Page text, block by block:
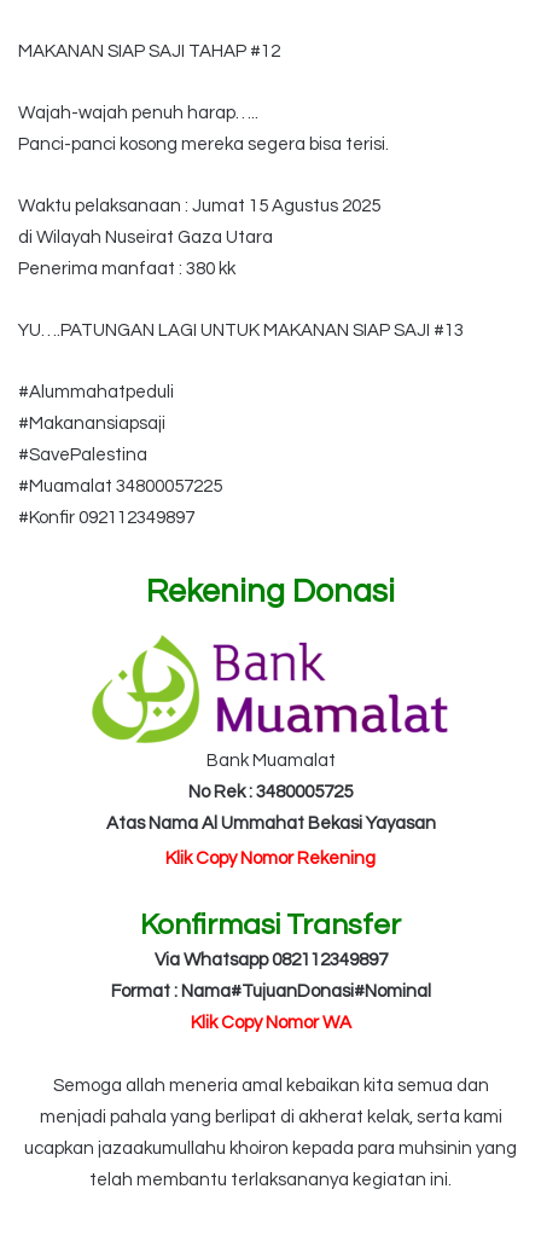
MAKANAN SIAP SAJI TAHAP #12
Wajah-wajah penuh harap…..
Panci-panci kosong mereka segera bisa terisi.
Waktu pelaksanaan : Jumat 15 Agustus 2025
di Wilayah Nuseirat Gaza Utara
Penerima manfaat : 380 kk
YU….PATUNGAN LAGI UNTUK MAKANAN SIAP SAJI #13
#Alummahatpeduli
#Makanansiapsaji
#SavePalestina
#Muamalat 34800057225
#Konfir 092112349897
Rekening Donasi
Bank Muamalat
No Rek : 3480005725
Atas Nama Al Ummahat Bekasi Yayasan
Klik Copy Nomor Rekening
Konfirmasi Transfer
Via Whatsapp 082112349897
Format : Nama#TujuanDonasi#Nominal
Klik Copy Nomor WA
Semoga allah meneria amal kebaikan kita semua dan
menjadi pahala yang berlipat di akherat kelak, serta kami
ucapkan jazaakumullahu khoiron kepada para muhsinin yang
telah membantu terlaksananya kegiatan ini.